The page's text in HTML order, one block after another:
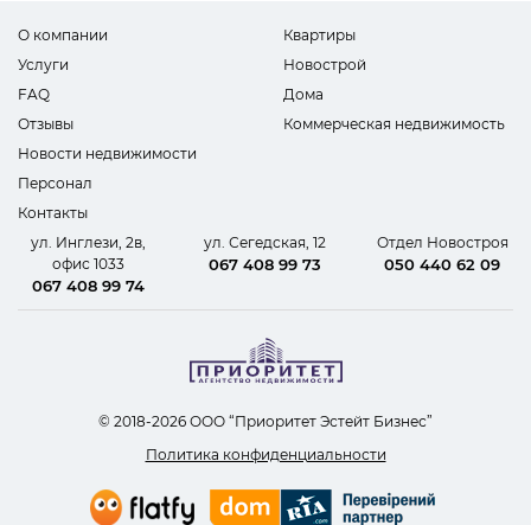
О компании
Услуги
FAQ
Отзывы
Новости недвижимости
Персонал
Контакты
Квартиры
Новострой
Дома
Коммерческая недвижимость
ул. Инглези, 2в,
офис 1033
067 408 99 74
ул. Сегедская, 12
067 408 99 73
Отдел Новостроя
050 440 62 09
© 2018-2026 ООО “Приоритет Эстейт Бизнес”
Политика конфиденциальности